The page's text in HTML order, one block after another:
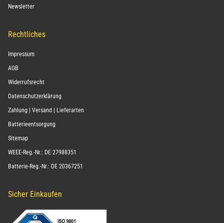
Newsletter
Rechtliches
Impressum
AGB
Widerrufsrecht
Datenschutzerklärung
Zahlung | Versand | Lieferarten
Batterieentsorgung
Sitemap
WEEE-Reg.-Nr.: DE 27988351
Batterie-Reg.-Nr.: DE 20367251
Sicher Einkaufen